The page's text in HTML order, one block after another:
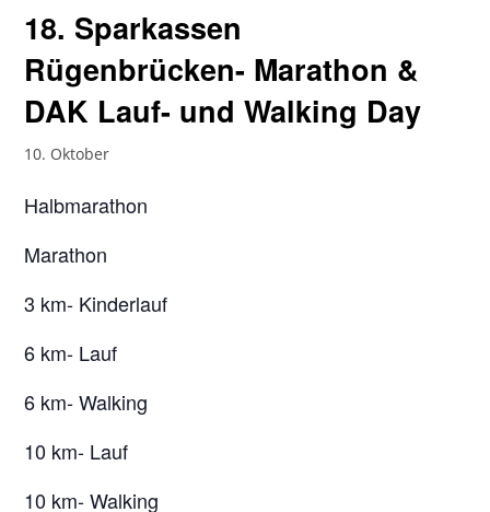
18. Sparkassen
Rügenbrücken- Marathon &
DAK Lauf- und Walking Day
10. Oktober
Halbmarathon
Marathon
3 km- Kinderlauf
6 km- Lauf
6 km- Walking
10 km- Lauf
10 km- Walking